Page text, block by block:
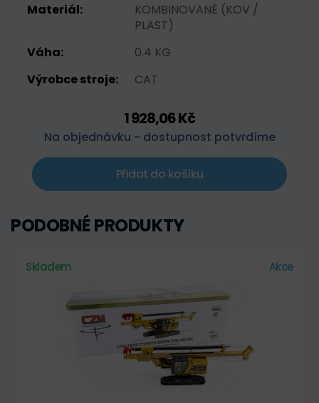
Materiál:
KOMBINOVANĚ (KOV /
PLAST)
Váha:
0.4 KG
Výrobce stroje:
CAT
1 928,06 Kč
Na objednávku - dostupnost potvrdíme
Přidat do košíku
PODOBNÉ PRODUKTY
Skladem Akce